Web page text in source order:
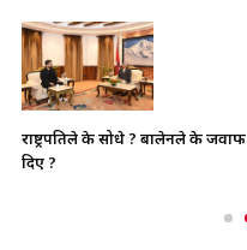
राष्ट्रपतिले के सोधे ? बालेनले के जवाफ
दिए ?